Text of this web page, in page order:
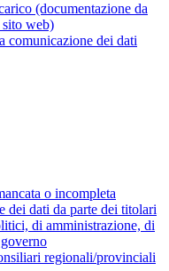
(documentazione da
web)
comunicazione dei dati
o incompleta
dei dati da parte dei titolari
di amministrazione, di
regionali/provinciali